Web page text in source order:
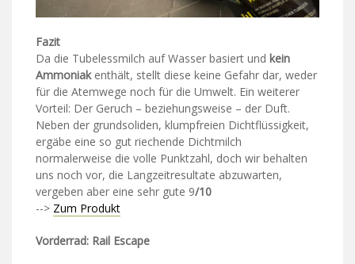
Fazit
Da die Tubelessmilch auf Wasser basiert und kein
Ammoniakenthält, stellt diese keine Gefahr dar, weder
für die Atemwege noch für die Umwelt. Ein weiterer
Vorteil: Der Geruch – beziehungsweise – der Duft.
Neben der grundsoliden, klumpfreien Dichtflüssigkeit,
ergäbe eine so gut riechende Dichtmilch
normalerweise die volle Punktzahl, doch wir behalten
uns noch vor, die Langzeitresultate abzuwarten,
vergeben aber eine sehr gute 9/10
--> Zum Produkt
Vorderrad: Rail Escape